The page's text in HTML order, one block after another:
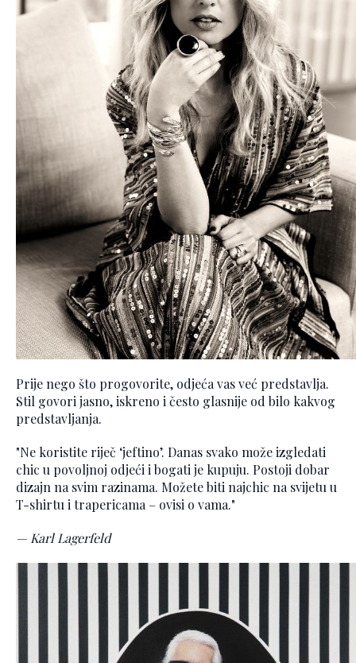
Prije nego što progovorite, odjeća vas već predstavlja.
Stil govori jasno, iskreno i često glasnije od bilo kakvog
predstavljanja.
"Ne koristite riječ ‘jeftino’. Danas svako može izgledati
chic u povoljnoj odjeći i bogati je kupuju. Postoji dobar
dizajn na svim razinama. Možete biti najchic na svijetu u
T-shirtu i trapericama – ovisi o vama."
— Karl Lagerfeld